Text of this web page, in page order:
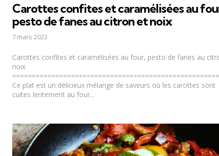
Carottes confites et caramélisées au
pesto de fanes au citron et noix
7 mars 2023
Carottes confites et caramélisées au four, pesto de fanes au
noix
Ce plat est un délicieux mélange de saveurs où les carottes sont
cuites lentement au four...